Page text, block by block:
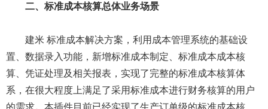
二、标准成本核算总体业务场景
建米 标准成本解决方案，利用成本管理系统的基础设
置、数据录入功能，新增标准成本制定、标准成本成本核
算、凭证处理及相关报表，实现了完整的标准成本核算体
系，在很大程度上满足了采用标准成本进行财务核算的用户
的需求。本插件目前已经实现了生产订单级的标准成本核